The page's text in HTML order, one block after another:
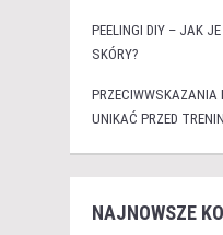
PEELINGI DIY – JAK
SKÓRY?
PRZECIWWSKAZANIA
UNIKAĆ PRZED
NAJNOWSZE